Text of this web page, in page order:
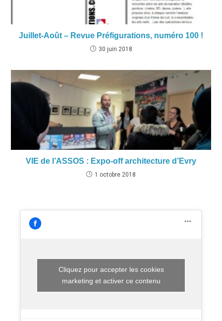
Juillet-Août – Revue Préfigurations, numéro 100 !
30 juin 2018
VIE de l’ASSOS : Expo-off architecture d’Evry
1 octobre 2018
Cliquez pour accepter les cookies
marketing et activer ce contenu